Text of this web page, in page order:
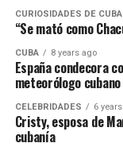
CURIOSIDADES DE CUBA
“Se mató como
CUBA 8 years ago
España condecora
meteorólogo
CELEBRIDADES 6
Cristy, esposa de
cubanía